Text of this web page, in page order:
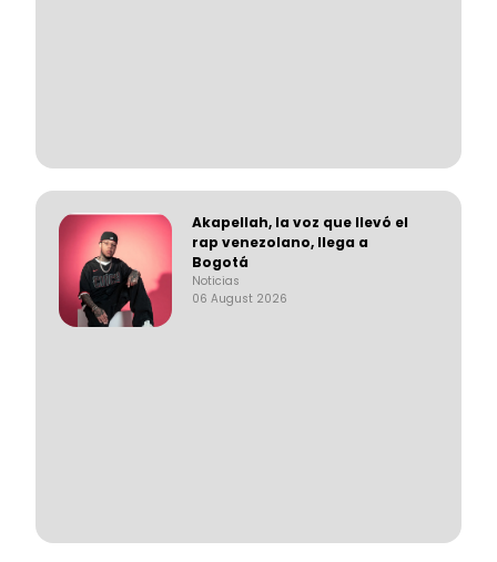
Akapellah, la voz que llevó el
rap venezolano, llega a
Bogotá
Noticias
06 August 2026